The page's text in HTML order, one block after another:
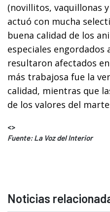
(novillitos, vaquillonas
actuó con mucha
buena calidad de los
especiales engordados
resultaron afectados
más trabajosa fue la
calidad, mientras que
de los valores del
<>
Fuente: La Voz del Interior
Noticias